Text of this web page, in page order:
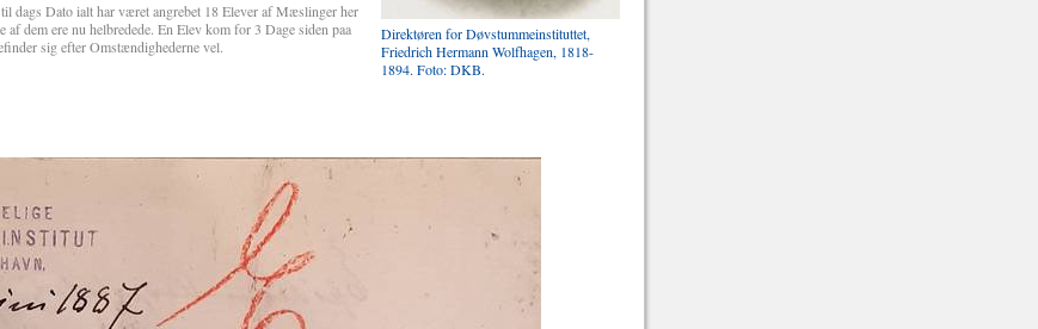
Direktøren for Døvstummeinstituttet,
Friedrich Hermann Wolfhagen, 1818-
1894. Foto: DKB.
dags Dato ialt har været angrebet 18 Elever af Mæslinger her
dem ere nu helbredede. En Elev kom for 3 Dage siden paa
sig efter Omstændighederne vel.